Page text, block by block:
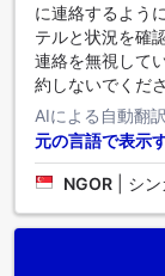
に連絡するよう
テルと状況を確
連絡を無視して
約しないでくだ
AIによる自動翻訳
元の言語で表示
NGOR シ